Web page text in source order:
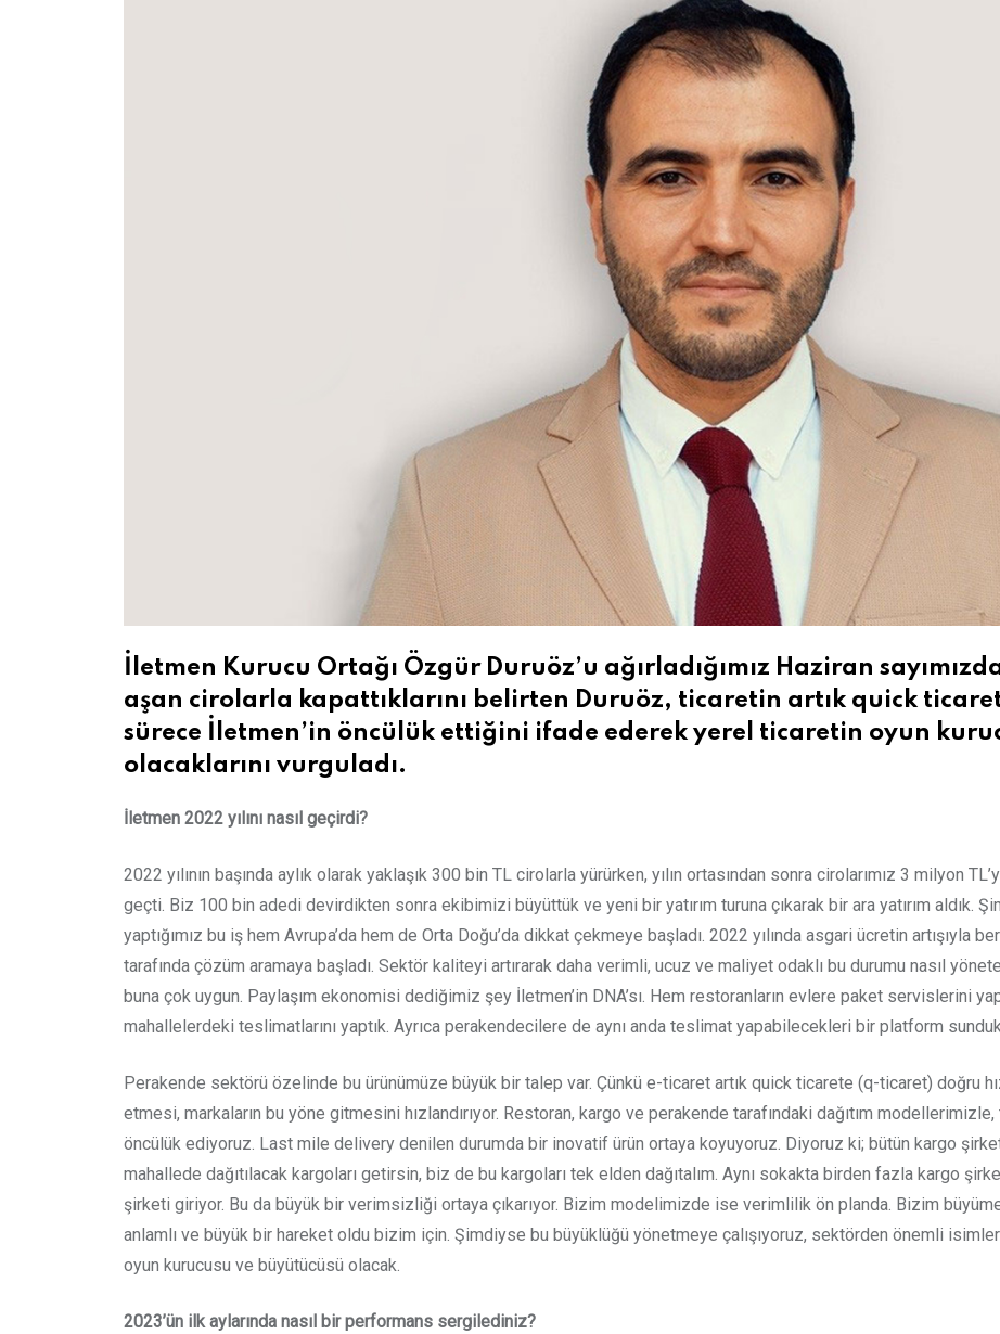
İletmen Kurucu Ortağı Özgür Duruöz’u ağırladığımız Haziran
aşan cirolarla kapattıklarını belirten Duruöz, ticaretin artık quick
sürece İletmen’in öncülük ettiğini ifade ederek yerel ticaretin oyun
olacaklarını vurguladı.
İletmen 2022 yılını nasıl geçirdi?
2022 yılının başında aylık olarak yaklaşık 300 bin TL cirolarla yürürken, yılın ortasından sonra cirolarımız 3 milyon
geçti. Biz 100 bin adedi devirdikten sonra ekibimizi büyüttük ve yeni bir yatırım turuna çıkarak bir ara yatırım aldık.
yaptığımız bu iş hem Avrupa’da hem de Orta Doğu’da dikkat çekmeye başladı. 2022 yılında asgari ücretin artışıyla
tarafında çözüm aramaya başladı. Sektör kaliteyi artırarak daha verimli, ucuz ve maliyet odaklı bu durumu nasıl
buna çok uygun. Paylaşım ekonomisi dediğimiz şey İletmen’in DNA’sı. Hem restoranların evlere paket servislerini
mahallelerdeki teslimatlarını yaptık. Ayrıca perakendecilere de aynı anda teslimat yapabilecekleri bir platform
Perakende sektörü özelinde bu ürünümüze büyük bir talep var. Çünkü e-ticaret artık quick ticarete (q-ticaret) doğru
etmesi, markaların bu yöne gitmesini hızlandırıyor. Restoran, kargo ve perakende tarafındaki dağıtım
öncülük ediyoruz. Last mile delivery denilen durumda bir inovatif ürün ortaya koyuyoruz. Diyoruz ki; bütün kargo
mahallede dağıtılacak kargoları getirsin, biz de bu kargoları tek elden dağıtalım. Aynı sokakta birden fazla kargo
şirketi giriyor. Bu da büyük bir verimsizliği ortaya çıkarıyor. Bizim modelimizde ise verimlilik ön planda. Bizim
anlamlı ve büyük bir hareket oldu bizim için. Şimdiyse bu büyüklüğü yönetmeye çalışıyoruz, sektörden önemli
oyun kurucusu ve büyütücüsü olacak.
2023’ün ilk aylarında nasıl bir performans sergilediniz?